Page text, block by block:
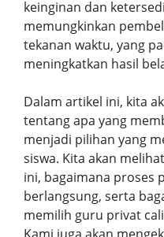
keinginan dan
memungkinkan
tekanan waktu, yang
meningkatkan hasil
Dalam artikel ini, kita
tentang apa yang
menjadi pilihan yang
siswa. Kita akan
ini, bagaimana proses
berlangsung, serta
memilih guru privat